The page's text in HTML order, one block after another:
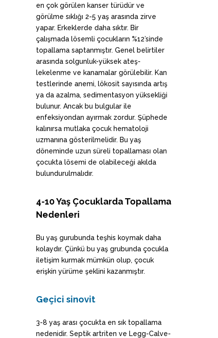
en çok görülen kanser türüdür ve
görülme sıklığı 2-5 yaş arasında zirve
yapar. Erkeklerde daha sıktır. Bir
çalışmada lösemli çocukların %12’sinde
topallama saptanmıştır. Genel belirtiler
arasında solgunluk-yüksek ateş-
lekelenme ve kanamalar görülebilir. Kan
testlerinde anemi, lökosit sayısında artış
ya da azalma, sedimentasyon yüksekliği
bulunur. Ancak bu bulgular ile
enfeksiyondan ayırmak zordur. Şüphede
kalınırsa mutlaka çocuk hematoloji
uzmanına gösterilmelidir. Bu yaş
döneminde uzun süreli topallaması olan
çocukta lösemi de olabileceği akılda
bulundurulmalıdır.
4-10 Yaş Çocuklarda Topallama
Nedenleri
Bu yaş gurubunda teşhis koymak daha
kolaydır. Çünkü bu yaş grubunda çocukla
iletişim kurmak mümkün olup, çocuk
erişkin yürüme şeklini kazanmıştır.
Geçici sinovit
3-8 yaş arası çocukta en sık topallama
nedenidir. Septik artriten ve Legg-Calve-